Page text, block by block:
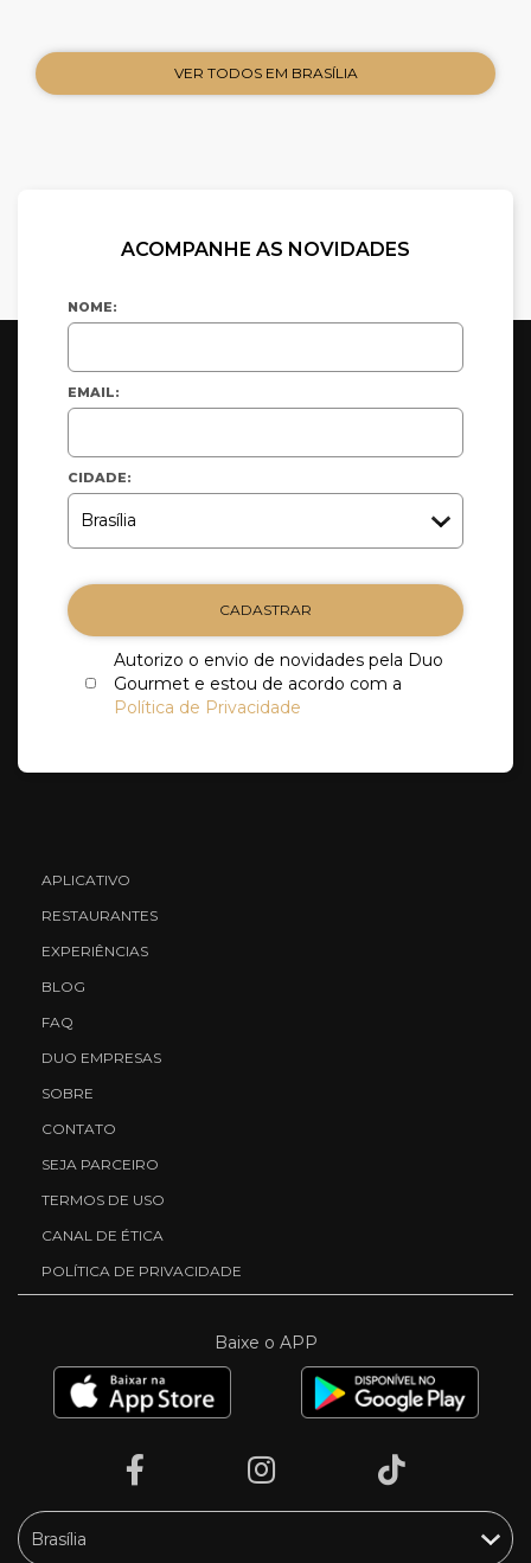
VER TODOS EM BRASÍLIA
ACOMPANHE AS NOVIDADES
NOME:
EMAIL:
CIDADE:
CADASTRAR
Autorizo o envio de novidades pela Duo
Gourmet e estou de acordo com a
Política de Privacidade
APLICATIVO
RESTAURANTES
EXPERIÊNCIAS
BLOG
FAQ
DUO EMPRESAS
SOBRE
CONTATO
SEJA PARCEIRO
TERMOS DE USO
CANAL DE ÉTICA
POLÍTICA DE PRIVACIDADE
Baixe o APP